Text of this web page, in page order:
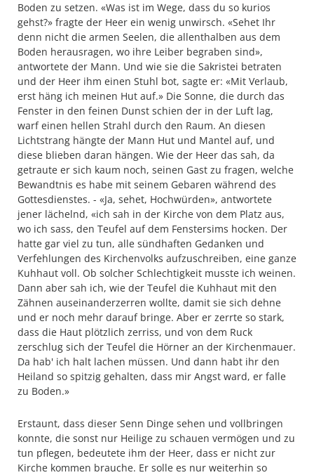
Boden zu setzen. «Was ist im Wege, dass du so kurios
gehst?» fragte der Heer ein wenig unwirsch. «Sehet Ihr
denn nicht die armen Seelen, die allenthalben aus dem
Boden herausragen, wo ihre Leiber begraben sind»,
antwortete der Mann. Und wie sie die Sakristei betraten
und der Heer ihm einen Stuhl bot, sagte er: «Mit Verlaub,
erst häng ich meinen Hut auf.» Die Sonne, die durch das
Fenster in den feinen Dunst schien der in der Luft lag,
warf einen hellen Strahl durch den Raum. An diesen
Lichtstrang hängte der Mann Hut und Mantel auf, und
diese blieben daran hängen. Wie der Heer das sah, da
getraute er sich kaum noch, seinen Gast zu fragen, welche
Bewandtnis es habe mit seinem Gebaren während des
Gottesdienstes. - «Ja, sehet, Hochwürden», antwortete
jener lächelnd, «ich sah in der Kirche von dem Platz aus,
wo ich sass, den Teufel auf dem Fenstersims hocken. Der
hatte gar viel zu tun, alle sündhaften Gedanken und
Verfehlungen des Kirchenvolks aufzuschreiben, eine ganze
Kuhhaut voll. Ob solcher Schlechtigkeit musste ich weinen.
Dann aber sah ich, wie der Teufel die Kuhhaut mit den
Zähnen auseinanderzerren wollte, damit sie sich dehne
und er noch mehr darauf bringe. Aber er zerrte so stark,
dass die Haut plötzlich zerriss, und von dem Ruck
zerschlug sich der Teufel die Hörner an der Kirchenmauer.
Da hab' ich halt lachen müssen. Und dann habt ihr den
Heiland so spitzig gehalten, dass mir Angst ward, er falle
zu Boden.»
Erstaunt, dass dieser Senn Dinge sehen und vollbringen
konnte, die sonst nur Heilige zu schauen vermögen und zu
tun pflegen, bedeutete ihm der Heer, dass er nicht zur
Kirche kommen brauche. Er solle es nur weiterhin so